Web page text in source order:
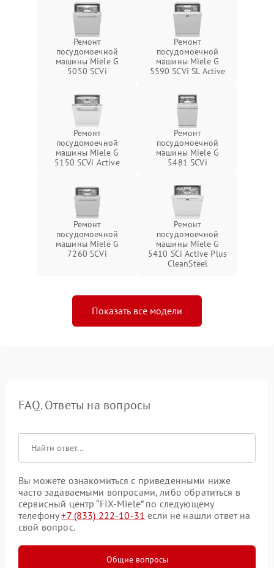
Ремонт
посудомоечной
машины Miele G
5050 SCVi
Ремонт
посудомоечной
машины Miele G
5590 SCVi SL Active
Ремонт
посудомоечной
машины Miele G
5150 SCVi Active
Ремонт
посудомоечной
машины Miele G
5481 SCVi
Ремонт
посудомоечной
машины Miele G
7260 SCVi
Ремонт
посудомоечной
машины Miele G
5410 SCi Active Plus
CleanSteel
Показать все модели
FAQ. Ответы на вопросы
Вы можете ознакомиться с приведенными ниже
часто задаваемыми вопросами, либо обратиться в
сервисный центр “FIX-Miele” по следующему
телефону+7 (833) 222-10-31 если не нашли ответ на
свой вопрос.
Общие вопросы